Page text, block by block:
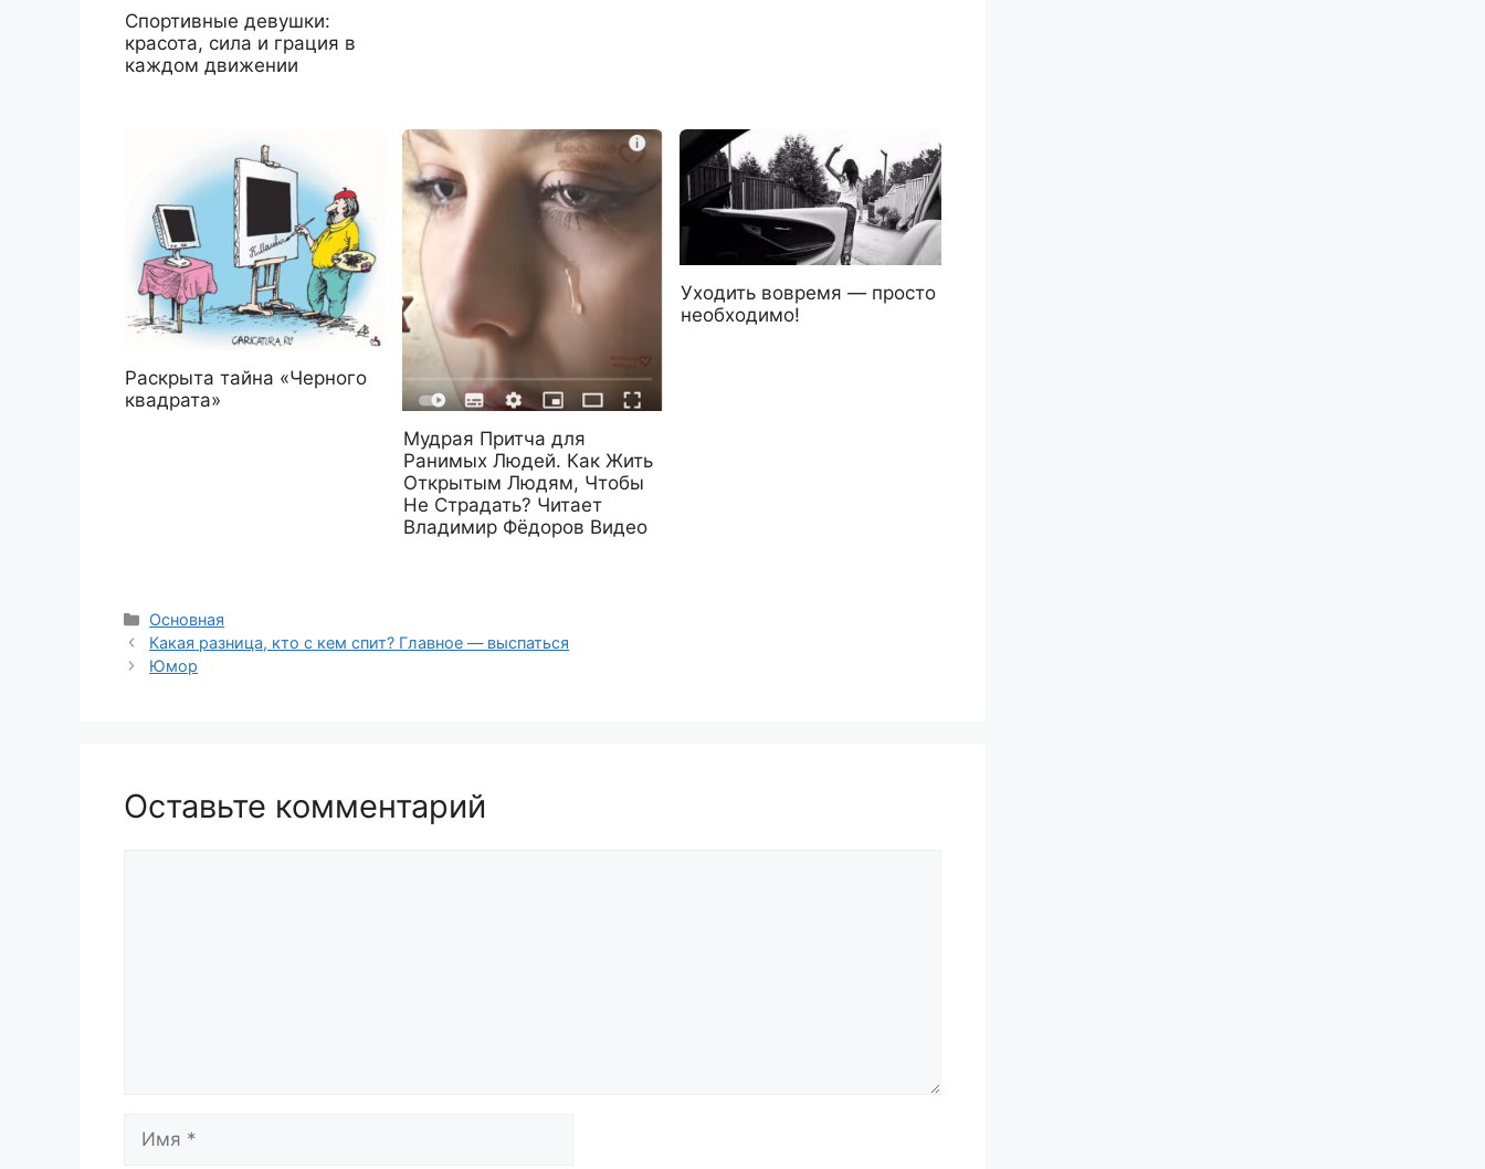
Спортивные девушки:
красота, сила и грация в
каждом движении
Раскрыта тайна «Черного
квадрата»
Мудрая Притча для
Ранимых Людей. Как Жить
Открытым Людям, Чтобы
Не Страдать? Читает
Владимир Фёдоров Видео
Уходить вовремя — просто
необходимо!
Рубрики
Основная
Какая разница, кто с кем спит? Главное — выспаться
Юмор
Оставьте комментарий